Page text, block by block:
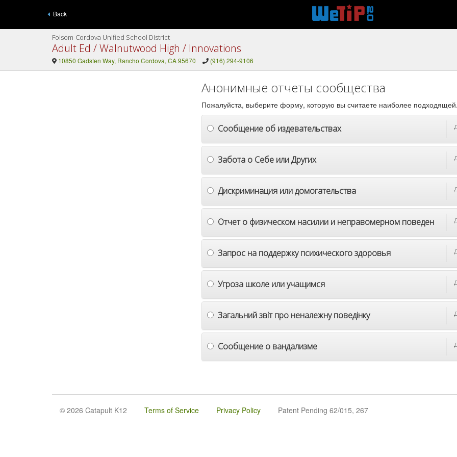
Back
Folsom-Cordova Unified School District
Adult Ed / Walnutwood High / Innovations
10850 Gadsten Way, Rancho Cordova, CA 95670 (916) 294-9106
Анонимные отчеты сообщества
Пожалуйста, выберите форму, которую вы считаете наиболее подходящей.
Сообщение об издевательствах
Забота о Себе или Других
Дискриминация или домогательства
Отчет о физическом насилии и неправомерном поведен
Запрос на поддержку психического здоровья
Угроза школе или учащимся
Загальний звіт про неналежну поведінку
Сообщение о вандализме
© 2026 Catapult K12 Terms of Service Privacy Policy Patent Pending 62/015, 267